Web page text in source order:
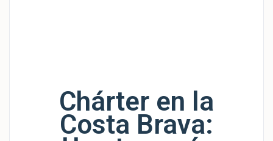
Chárter en la
Costa Brava: